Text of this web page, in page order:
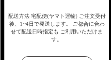
配送方法 宅配便(ヤマト運輸) ご注文受付
後、1~4日で発送します。
ご都合に合わ
せて配送日時指定も ご利用いただけま
す。